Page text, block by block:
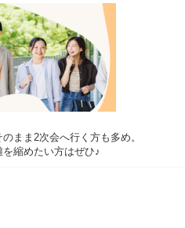
まま2次会へ行く方も多め。
縮めたい方はぜひ♪